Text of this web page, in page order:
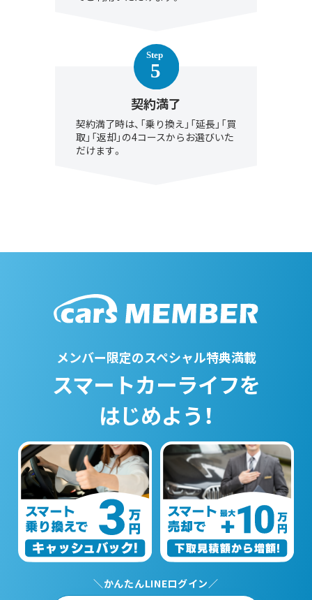
契約満了
契約満了時は、「乗り換え」「延長」「買
取」「返却」の4コースからお選びいた
だけます。
メンバー限定のスペシャル特典満載
スマートカーライフを
はじめよう！
＼かんたんLINEログイン／